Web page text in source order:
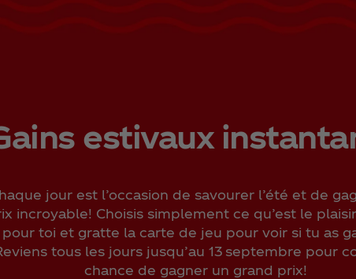
estivaux
jour est l’occasion de savourer l’été et de
incroyable! Choisis simplement ce qu’est le
pour toi et gratte la carte de jeu pour voir si tu as
tous les jours jusqu’au 13 septembre pour
chance de gagner un grand prix!